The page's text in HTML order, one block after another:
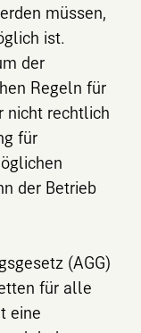
müssen,
ist.
der
Regeln für
nicht rechtlich
für
der Betrieb
(AGG)
für alle
eine